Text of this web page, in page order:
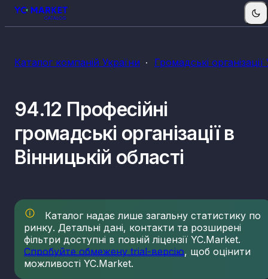
Каталог компаній України Громадські
94.12 Професійні
громадські організації в
Вінницькій області
Каталог надає лише загальну статистику по
ринку. Детальні дані, контакти та розширені
фільтри доступні в повній ліцензії YC.Market.
Спробуйте обмежену trial-версію, щоб оцінити
можливості YC.Market.